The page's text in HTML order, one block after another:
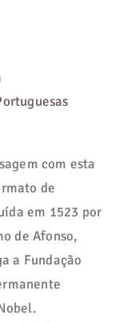
com esta
de
em 1523 por
de Afonso,
a Fundação